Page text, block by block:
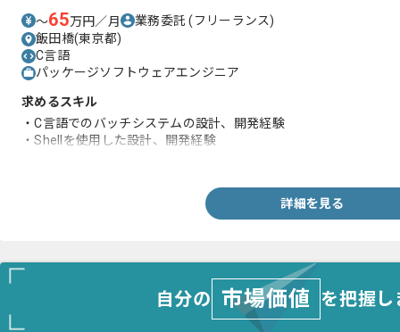
〜65万円／月 業務委託(フリーランス)
飯田橋(東京都)
C言語
パッケージソフトウェアエンジニア
求めるスキル
・C言語でのバッチシステムの設計、開発経験
・Shellを使用した設計、開発経験
詳細を見る
自分の 市場価値 を把握